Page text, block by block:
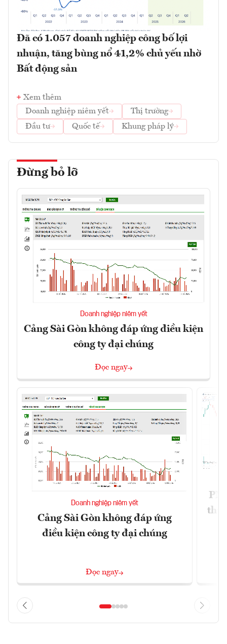
Đã có 1.057 doanh nghiệp công bố lợi
nhuận, tăng bùng nổ 41,2% chủ yếu nhờ
Bất động sản
Xem thêm
Doanh nghiệp niêm yết
Thị trường
Đầu tư
Quốc tế Khung pháp lý
Đừng bỏ lỡ
Doanh nghiệp niêm yết
Cảng Sài Gòn không đáp ứng điều kiện
công ty đại chúng
Đọc ngay
Doanh nghiệp niêm yết
Cảng Sài Gòn không đáp ứng
điều kiện công ty đại chúng
Đọc ngay